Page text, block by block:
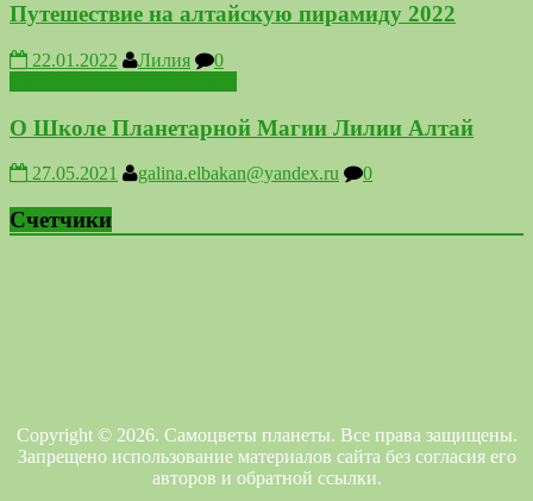
Путешествие на алтайскую пирамиду 2022
22.01.2022 Лилия
0
О Школе Планетарной Магии Лилии Алтай
27.05.2021 galina.elbakan@yandex.ru 0
Счетчики
Copyright © 2026. Самоцветы планеты. Все права защищены.
Запрещено использование материалов сайта без согласия его
авторов и обратной ссылки.